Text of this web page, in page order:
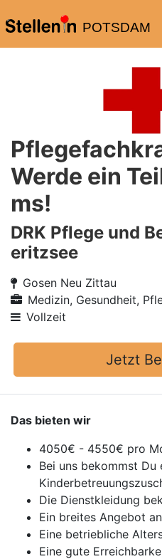
POTSDAM
Werde ein
ms!
DRK Pflege und
eritzsee
Gosen Neu Zittau
Medizin, Gesundheit,
Vollzeit
Jetzt
Das bieten wir
4050€ - 4550€ pro
Bei uns bekommst Du
Die Dienstkleidung
Ein breites Angebot
Eine betriebliche
Eine gute